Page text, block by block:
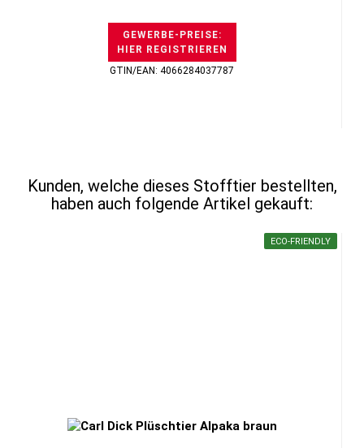
GEWERBE-PREISE:
HIER REGISTRIEREN
GTIN/EAN: 4066284037787
Kunden, welche dieses Stofftier bestellten,
haben auch folgende Artikel gekauft:
ECO-FRIENDLY